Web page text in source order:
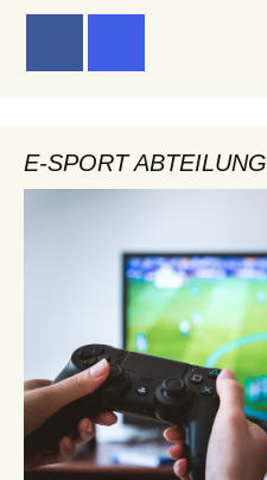
E-SPORT ABTEILUNG